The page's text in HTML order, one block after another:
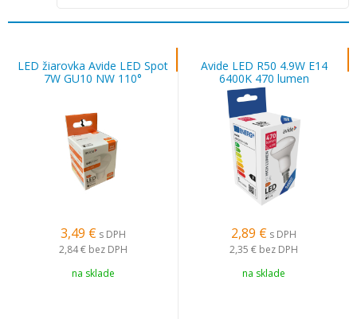
LED žiarovka Avide LED Spot
7W GU10 NW 110°
3,49 € s DPH
2,84 € bez DPH
na sklade
Avide LED R50 4.9W E14
6400K 470 lumen
2,89 € s DPH
2,35 € bez DPH
na sklade